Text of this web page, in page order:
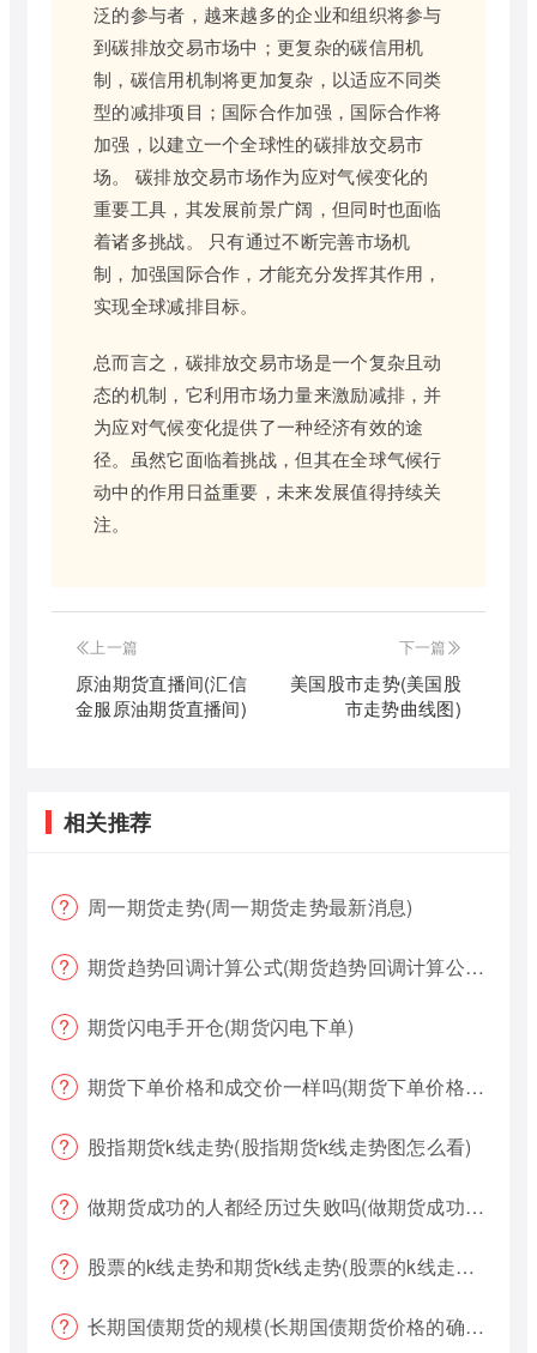
泛的参与者，越来越多的企业和组织将参与
到碳排放交易市场中；更复杂的碳信用机
制，碳信用机制将更加复杂，以适应不同类
型的减排项目；国际合作加强，国际合作将
加强，以建立一个全球性的碳排放交易市
场。 碳排放交易市场作为应对气候变化的
重要工具，其发展前景广阔，但同时也面临
着诸多挑战。 只有通过不断完善市场机
制，加强国际合作，才能充分发挥其作用，
实现全球减排目标。
总而言之，碳排放交易市场是一个复杂且动
态的机制，它利用市场力量来激励减排，并
为应对气候变化提供了一种经济有效的途
径。虽然它面临着挑战，但其在全球气候行
动中的作用日益重要，未来发展值得持续关
注。
上一篇
原油期货直播间(汇信
金服原油期货直播间)
下一篇
美国股市走势(美国股
市走势曲线图)
相关推荐
周一期货走势(周一期货走势最新消息)
期货趋势回调计算公式(期货趋势回调计算公式是什么)
期货闪电手开仓(期货闪电下单)
期货下单价格和成交价一样吗(期货下单价格哪个好?)
股指期货k线走势(股指期货k线走势图怎么看)
做期货成功的人都经历过失败吗(做期货成功的人都经历过失败吗为什么)
股票的k线走势和期货k线走势(股票的k线走势和期货k线走势一样吗)
长期国债期货的规模(长期国债期货价格的确定)